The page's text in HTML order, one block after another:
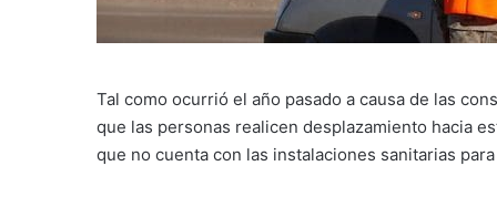
Tal como ocurrió el año pasado a causa de las
que las personas realicen desplazamiento hacia
que no cuenta con las instalaciones sanitarias